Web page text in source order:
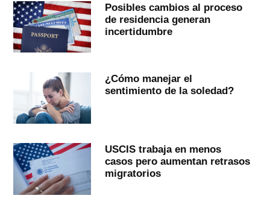
Posibles cambios al proceso
de residencia generan
incertidumbre
¿Cómo manejar el
sentimiento de la soledad?
USCIS trabaja en menos
casos pero aumentan retrasos
migratorios